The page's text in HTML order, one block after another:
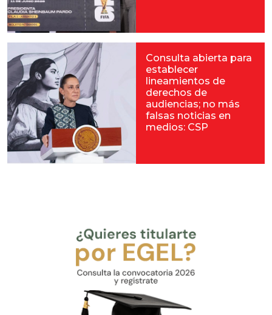
Consulta abierta para
establecer
lineamientos de
derechos de
audiencias; no más
falsas noticias en
medios: CSP